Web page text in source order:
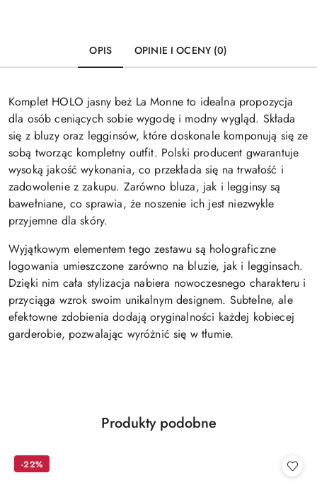
OPIS OPINIE I OCENY (0)
Komplet HOLO jasny beż La Monne to idealna propozycja
dla osób ceniących sobie wygodę i modny wygląd. Składa
się z bluzy oraz legginsów, które doskonale komponują się ze
sobą tworząc kompletny outfit. Polski producent gwarantuje
wysoką jakość wykonania, co przekłada się na trwałość i
zadowolenie z zakupu. Zarówno bluza, jak i legginsy są
bawełniane, co sprawia, że noszenie ich jest niezwykle
przyjemne dla skóry.
Wyjątkowym elementem tego zestawu są holograficzne
logowania umieszczone zarówno na bluzie, jak i legginsach.
Dzięki nim cała stylizacja nabiera nowoczesnego charakteru i
przyciąga wzrok swoim unikalnym designem. Subtelne, ale
efektowne zdobienia dodają oryginalności każdej kobiecej
garderobie, pozwalając wyróżnić się w tłumie.
Pomiń karuzelę produktów
Produkty
Produkty podobne
-22%